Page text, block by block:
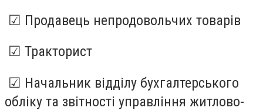
☑ Продавець непродовольчих товарів
☑ Тракторист
☑ Начальник відділу бухгалтерського
обліку та звітності управління житлово-